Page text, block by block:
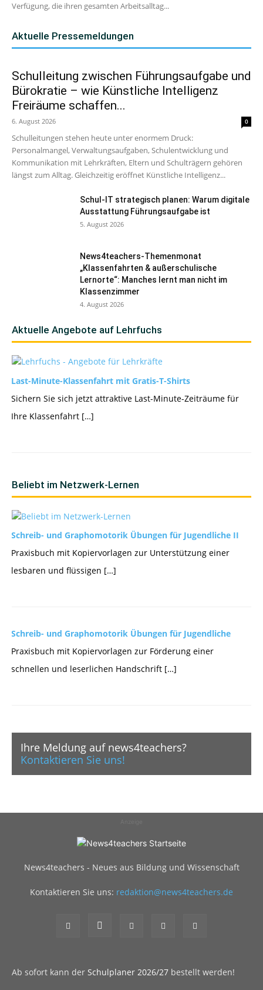
Verfügung, die ihren gesamten Arbeitsalltag...
Aktuelle Pressemeldungen
Schulleitung zwischen Führungsaufgabe und
Bürokratie – wie Künstliche Intelligenz
Freiräume schaffen...
6. August 2026 0
Schulleitungen stehen heute unter enormem Druck:
Personalmangel, Verwaltungsaufgaben, Schulentwicklung und
Kommunikation mit Lehrkräften, Eltern und Schulträgern gehören
längst zum Alltag. Gleichzeitig eröffnet Künstliche Intelligenz...
Schul-IT strategisch planen: Warum digitale
Ausstattung Führungsaufgabe ist
5. August 2026
News4teachers-Themenmonat
„Klassenfahrten & außerschulische
Lernorte“: Manches lernt man nicht im
Klassenzimmer
4. August 2026
Aktuelle Angebote auf Lehrfuchs
Last-Minute-Klassenfahrt mit Gratis-T-Shirts
Sichern Sie sich jetzt attraktive Last-Minute-Zeiträume für
Ihre Klassenfahrt […]
Beliebt im Netzwerk-Lernen
Schreib- und Graphomotorik Übungen für Jugendliche II
Praxisbuch mit Kopiervorlagen zur Unterstützung einer
lesbaren und flüssigen […]
Schreib- und Graphomotorik Übungen für Jugendliche
Praxisbuch mit Kopiervorlagen zur Förderung einer
schnellen und leserlichen Handschrift […]
Ihre Meldung auf news4teachers?
Kontaktieren Sie uns!
News4teachers - Neues aus Bildung und Wissenschaft
Kontaktieren Sie uns: redaktion@news4teachers.de
Ab sofort kann der Schulplaner 2026/27 bestellt werden!